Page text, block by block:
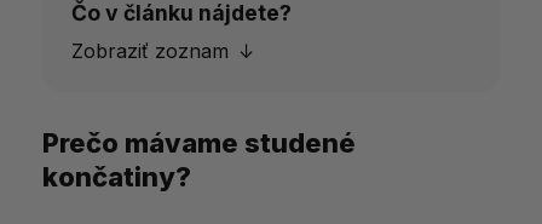
Čo v článku nájdete?
Zobraziť zoznam
Prečo mávame studené končatiny?
Najčastejšie príčiny studených končatín
Prečo mávame studené
končatiny?